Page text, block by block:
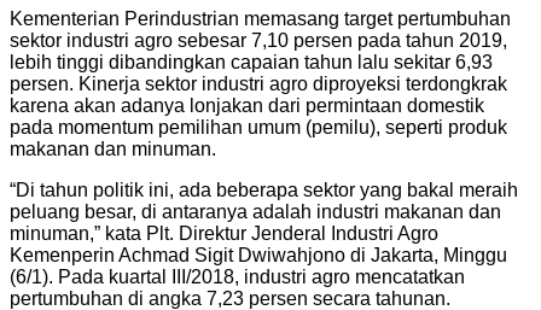
Kementerian Perindustrian memasang target pertumbuhan
sektor industri agro sebesar 7,10 persen pada tahun 2019,
lebih tinggi dibandingkan capaian tahun lalu sekitar 6,93
persen. Kinerja sektor industri agro diproyeksi terdongkrak
karena akan adanya lonjakan dari permintaan domestik
pada momentum pemilihan umum (pemilu), seperti produk
makanan dan minuman.
“Di tahun politik ini, ada beberapa sektor yang bakal meraih
peluang besar, di antaranya adalah industri makanan dan
minuman,” kata Plt. Direktur Jenderal Industri Agro
Kemenperin Achmad Sigit Dwiwahjono di Jakarta, Minggu
(6/1). Pada kuartal III/2018, industri agro mencatatkan
pertumbuhan di angka 7,23 persen secara tahunan.